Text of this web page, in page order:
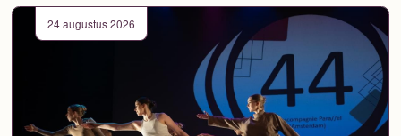
24 augustus 2026